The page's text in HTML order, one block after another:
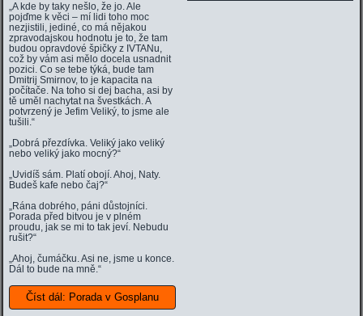
„A kde by taky nešlo, že jo. Ale
pojďme k věci – mí lidi toho moc
nezjistili, jediné, co má nějakou
zpravodajskou hodnotu je to, že tam
budou opravdové špičky z IVTANu,
což by vám asi mělo docela usnadnit
pozici. Co se tebe týká, bude tam
Dmitrij Smirnov, to je kapacita na
počítače. Na toho si dej bacha, asi by
tě uměl nachytat na švestkách. A
potvrzený je Jefim Veliký, to jsme ale
tušili.“
„Dobrá přezdívka. Veliký jako veliký
nebo veliký jako mocný?“
„Uvidíš sám. Platí obojí. Ahoj, Naty.
Budeš kafe nebo čaj?“
„Rána dobrého, páni důstojníci.
Porada před bitvou je v plném
proudu, jak se mi to tak jeví. Nebudu
rušit?“
„Ahoj, čumáčku. Asi ne, jsme u konce.
Dál to bude na mně.“
Číst dál: Porada v Gosplanu